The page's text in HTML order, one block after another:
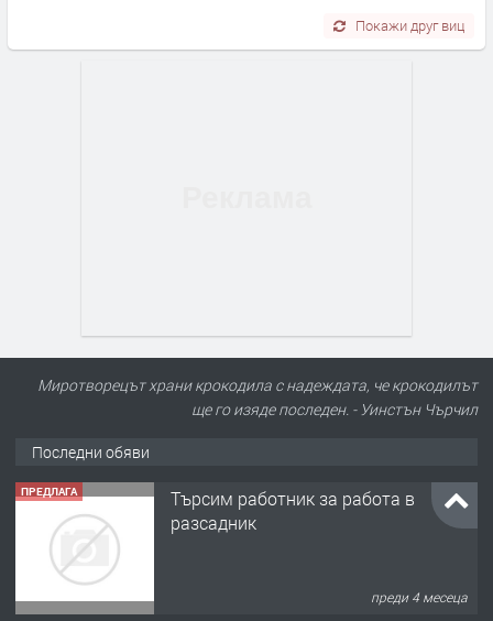
Покажи друг виц
Миротворецът храни крокодила с надеждата, че крокодилът
ще го изяде последен. - Уинстън Чърчил
Последни обяви
ПРЕДЛАГА
Търсим работник за работа в
разсадник
преди 4 месеца